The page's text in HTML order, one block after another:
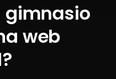
gimnasio
web